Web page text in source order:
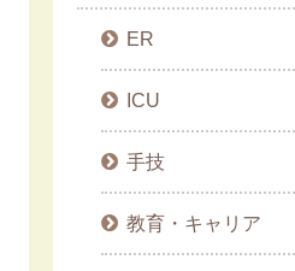
ER
ICU
手技
教育・キャリア